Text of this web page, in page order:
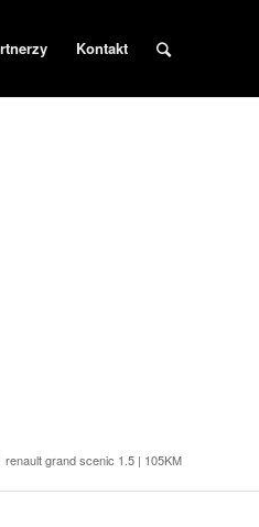
Kontakt
renault grand scenic 1.5 | 105KM